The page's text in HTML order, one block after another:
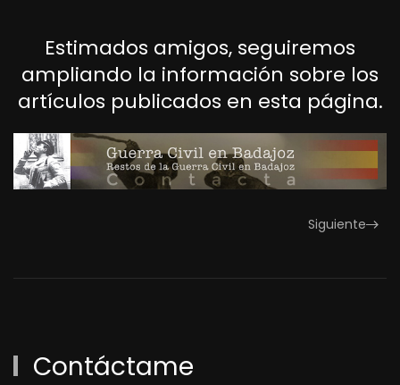
Estimados amigos, seguiremos
ampliando la información sobre los
artículos publicados en esta página.
Siguiente
Contáctame